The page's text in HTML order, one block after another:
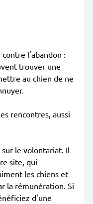
l'abandon :
trouver une
au chien de ne
rencontres, aussi
le volontariat. Il
site, qui
les chiens et
la rémunération. Si
d'une